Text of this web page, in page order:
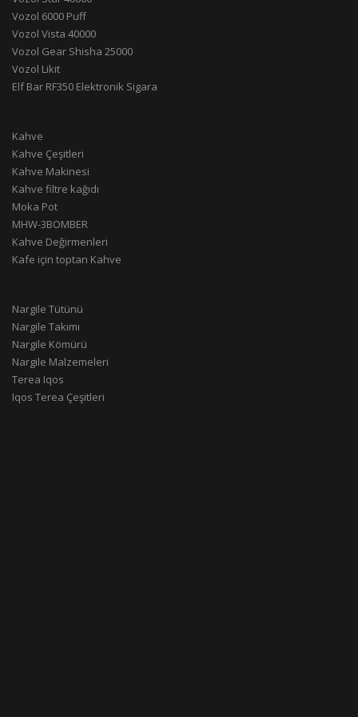
Vozol 6000 Puff
Vozol Vista 40000
Vozol Gear Shisha 25000
Vozol Likit
Elf Bar RF350 Elektronik Sigara
Kahve
Kahve Çeşitleri
Kahve Makinesi
Kahve filtre kağıdı
Moka Pot
MHW-3BOMBER
Kahve Değirmenleri
Kafe için toptan Kahve
Nargile Tütünü
Nargile Takımı
Nargile Kömürü
Nargile Malzemeleri
Terea Iqos
Iqos Terea Çeşitleri